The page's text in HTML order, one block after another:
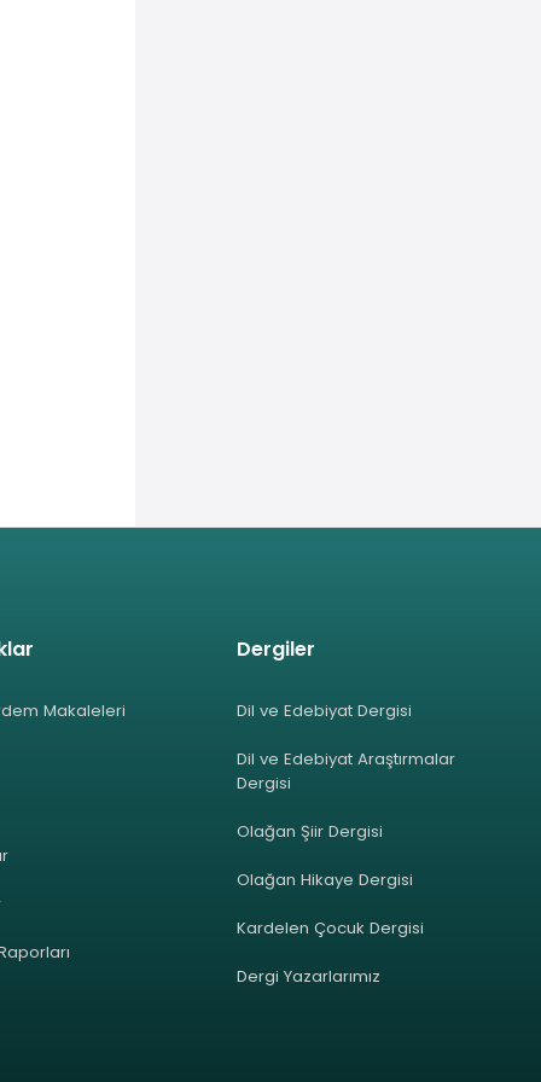
Makaleleri
Dergiler
Dil ve Edebiyat Dergisi
Dil ve Edebiyat Araştırmalar
Dergisi
Olağan Şiir Dergisi
Olağan Hikaye Dergisi
Kardelen Çocuk Dergisi
Dergi Yazarlarımız